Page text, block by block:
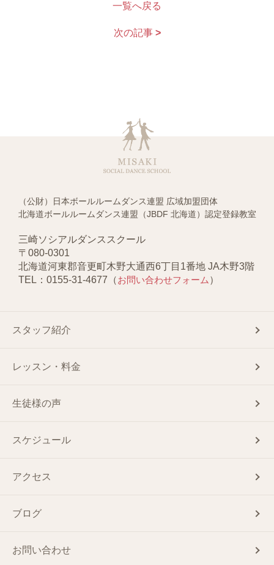
一覧へ戻る
次の記事>
（公財）日本ボールルームダンス連盟 広域加盟団体
北海道ボールルームダンス連盟（JBDF 北海道）認定登録教室
三崎ソシアルダンススクール
〒080-0301
北海道河東郡音更町木野大通西6丁目1番地 JA木野3階
TEL：0155-31-4677（お問い合わせフォーム ）
スタッフ紹介
レッスン・料金
生徒様の声
スケジュール
アクセス
ブログ
お問い合わせ